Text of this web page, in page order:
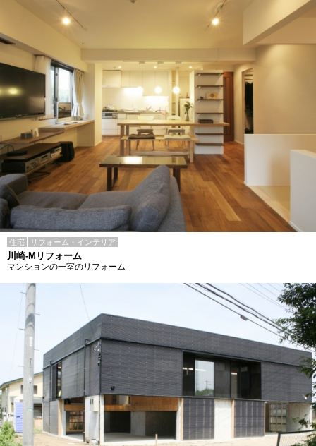
住宅 リフォーム・インテリア
川崎-Mリフォーム
マンションの一室のリフォーム